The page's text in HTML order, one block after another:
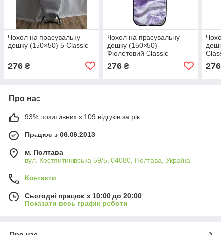
Чохол на прасувальну
дошку (150×50) 5 Classic
276 ₴
Чохол на прасувальну
дошку (150×50)
Фіолетовий Classic
276₴ 276
Про нас
93% позитивних з 109 відгуків за рік
Працює з 06.06.2013
м. Полтава
вул. Костянтинівська 59/5, 04080, Полтава, Україна
Контакти
Сьогодні працює з 10:00 до 20:00
Показати весь графік роботи